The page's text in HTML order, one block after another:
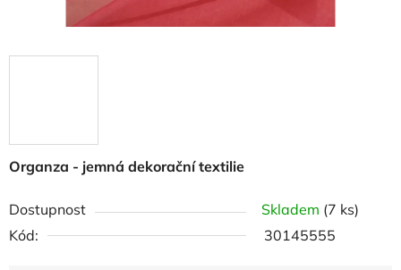
Organza - jemná dekorační textilie
Dostupnost Skladem (7 ks)
Kód:
30145555